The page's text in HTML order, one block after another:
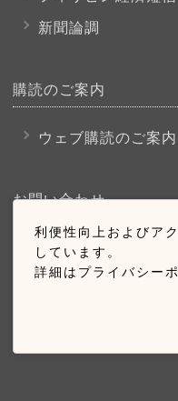
利便性向上およびア
しています。
詳細はプライバシー
新聞論調
購読のご案内
ウェブ購読のご案内
お問い合わせ
採用情報
お問い合わせ